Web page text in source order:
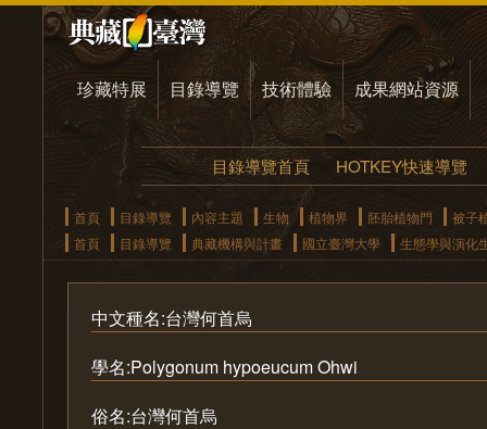
珍藏特展 目錄導覽 技術體驗 成果網站資源
目錄導覽首頁 HOTKEY快速導覽
首頁 目錄導覽 內容主題 生物 植物界 胚胎植物門
被子
首頁
目錄導覽 典藏機構與計畫 國立臺灣大學 生態學與演化
中文種名:台灣何首烏
學名:Polygonum hypoeucum Ohwi
俗名:台灣何首烏